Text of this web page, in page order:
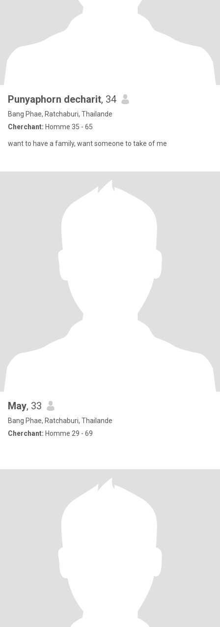
Punyaphorn decharit, 34
Bang Phae, Ratchaburi, Thailande
Cherchant: Homme 35 - 65
want to have a family, want someone to take of me
May, 33
Bang Phae, Ratchaburi, Thailande
Cherchant: Homme 29 - 69